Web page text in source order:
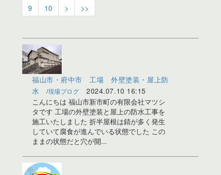
9
10 > >>
福山市・府中市 工場 外壁塗装・屋上防
水
現場ブログ
2024.07.10 16:15
こんにちは 福山市新市町の有限会社マツシ
タです 工場の外壁塗装と屋上の防水工事を
施工いたしました 折半屋根は錆が多く発生
していて腐食が進んでいる状態でした この
ままの状態だと穴が開...